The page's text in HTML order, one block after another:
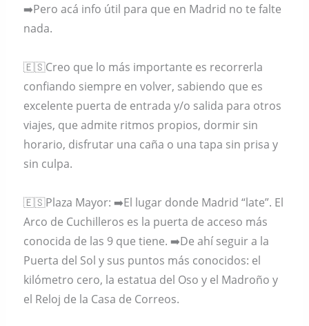
➡️Pero acá info útil para que en Madrid no te falte
nada.
🇪🇸Creo que lo más importante es recorrerla
confiando siempre en volver, sabiendo que es
excelente puerta de entrada y/o salida para otros
viajes, que admite ritmos propios, dormir sin
horario, disfrutar una caña o una tapa sin prisa y
sin culpa.
🇪🇸Plaza Mayor: ➡️El lugar donde Madrid “late”. El
Arco de Cuchilleros es la puerta de acceso más
conocida de las 9 que tiene. ➡️De ahí seguir a la
Puerta del Sol y sus puntos más conocidos: el
kilómetro cero, la estatua del Oso y el Madroño y
el Reloj de la Casa de Correos.